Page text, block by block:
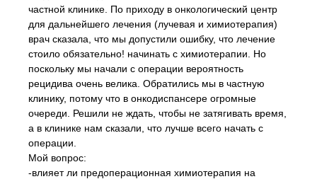
частной клинике. По приходу в онкологический центр
для дальнейшего лечения (лучевая и химиотерапия)
врач сказала, что мы допустили ошибку, что лечение
стоило обязательно! начинать с химиотерапии. Но
поскольку мы начали с операции вероятность
рецидива очень велика. Обратились мы в частную
клинику, потому что в онкодиспансере огромные
очереди. Решили не ждать, чтобы не затягивать время,
а в клинике нам сказали, что лучше всего начать с
операции.
Мой вопрос:
-влияет ли предоперационная химиотерапия на